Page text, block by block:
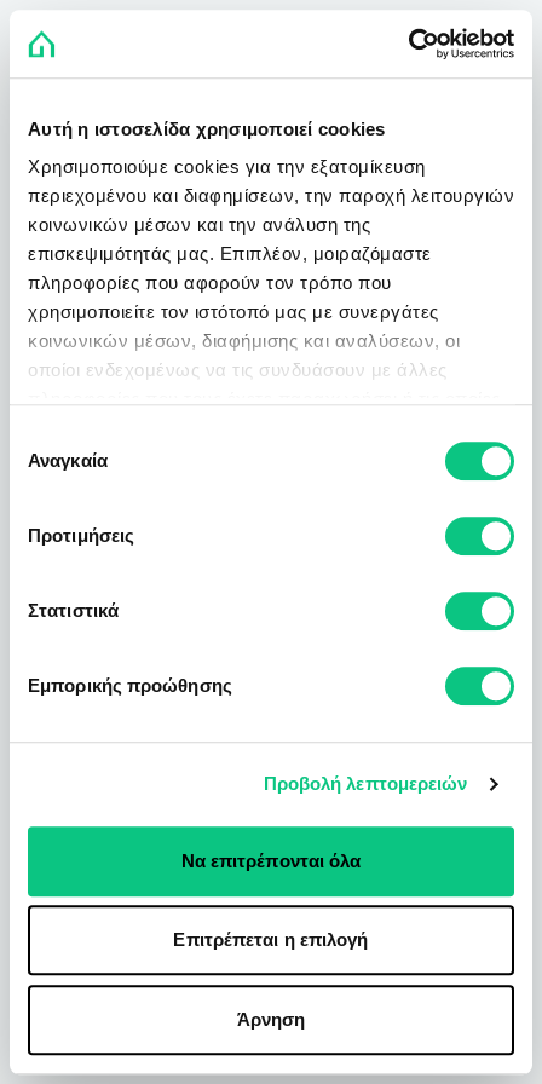
Αυτή η ιστοσελίδα χρησιμοποιεί cookies
Χρησιμοποιούμε cookies για την εξατομίκευση
περιεχομένου και διαφημίσεων, την παροχή λειτουργιών
κοινωνικών μέσων και την ανάλυση της
επισκεψιμότητάς μας. Επιπλέον, μοιραζόμαστε
πληροφορίες που αφορούν τον τρόπο που
χρησιμοποιείτε τον ιστότοπό μας με συνεργάτες
κοινωνικών μέσων, διαφήμισης και αναλύσεων, οι
οποίοι ενδεχομένως να τις συνδυάσουν με άλλες
των υπηρεσιών τους.
συγκατάθεσης
Αναγκαία
Προτιμήσεις
Στατιστικά
Εμπορικής προώθησης
Προβολή λεπτομερειών
Να επιτρέπονται όλα
Επιτρέπεται η επιλογή
Άρνηση